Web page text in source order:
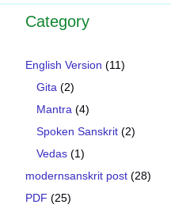
Category
English Version (11)
Gita (2)
Mantra (4)
Spoken Sanskrit (2)
Vedas (1)
modernsanskrit post (28)
PDF (25)